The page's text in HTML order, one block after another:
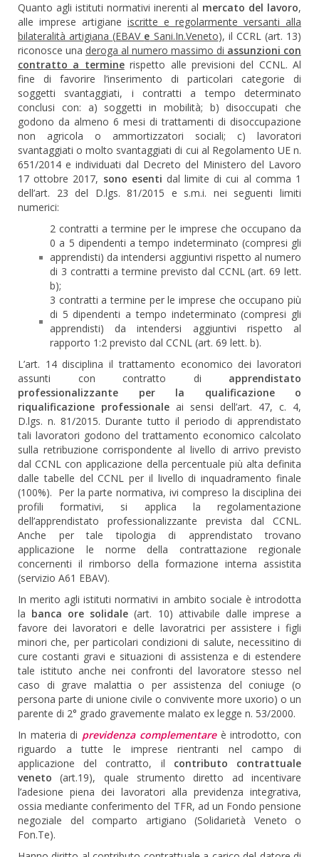
Quanto agli istituti normativi inerenti al mercato del lavoro,
alle imprese artigiane iscritte e regolarmente versanti alla
bilateralità artigiana(EBAV e Sani.In.Veneto), il CCRL (art. 13)
riconosce una deroga al numero massimo di assunzioni con
contratto a terminerispetto alle previsioni del CCNL. Al
fine di favorire l’inserimento di particolari categorie di
soggetti svantaggiati, i contratti a tempo determinato
conclusi con: a) soggetti in mobilità; b) disoccupati che
godono da almeno 6 mesi di trattamenti di disoccupazione
non agricola o ammortizzatori sociali; c) lavoratori
svantaggiati o molto svantaggiati di cui al Regolamento UE n.
651/2014 e individuati dal Decreto del Ministero del Lavoro
17 ottobre 2017, sono esenti dal limite di cui al comma 1
dell’art. 23 del D.lgs. 81/2015 e s.m.i. nei seguenti limiti
numerici:
2 contratti a termine per le imprese che occupano da
0 a 5 dipendenti a tempo indeterminato (compresi gli
apprendisti) da intendersi aggiuntivi rispetto al numero
di 3 contratti a termine previsto dal CCNL (art. 69 lett.
b);
3 contratti a termine per le imprese che occupano più
di 5 dipendenti a tempo indeterminato (compresi gli
apprendisti) da intendersi aggiuntivi rispetto al
rapporto 1:2 previsto dal CCNL (art. 69 lett. b).
L’art. 14 disciplina il trattamento economico dei lavoratori
assunti con contratto di apprendistato
professionalizzante per la qualificazione o
riqualificazione professionale ai sensi dell’art. 47, c. 4,
D.lgs. n. 81/2015. Durante tutto il periodo di apprendistato
tali lavoratori godono del trattamento economico calcolato
sulla retribuzione corrispondente al livello di arrivo previsto
dal CCNL con applicazione della percentuale più alta definita
dalle tabelle del CCNL per il livello di inquadramento finale
(100%). Per la parte normativa, ivi compreso la disciplina dei
profili formativi, si applica la regolamentazione
dell’apprendistato professionalizzante prevista dal CCNL.
Anche per tale tipologia di apprendistato trovano
applicazione le norme della contrattazione regionale
concernenti il rimborso della formazione interna assistita
(servizio A61 EBAV).
In merito agli istituti normativi in ambito sociale è introdotta
la banca ore solidale (art. 10) attivabile dalle imprese a
favore dei lavoratori e delle lavoratrici per assistere i figli
minori che, per particolari condizioni di salute, necessitino di
cure costanti gravi e situazioni di assistenza e di estendere
tale istituto anche nei confronti del lavoratore stesso nel
caso di grave malattia o per assistenza del coniuge (o
persona parte di unione civile o convivente more uxorio) o un
parente di 2° grado gravemente malato ex legge n. 53/2000.
In materia di previdenza complementareè introdotto, con
riguardo a tutte le imprese rientranti nel campo di
applicazione del contratto, il contributo contrattuale
veneto(art.19), quale strumento diretto ad incentivare
l’adesione piena dei lavoratori alla previdenza integrativa,
ossia mediante conferimento del TFR, ad un Fondo pensione
negoziale del comparto artigiano (Solidarietà Veneto o
Fon.Te).